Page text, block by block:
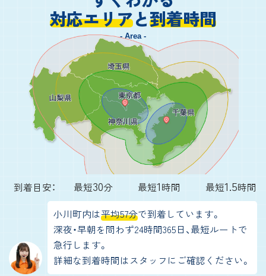
対応エリアと到着時間
- Area -
到着目安： 最短30分 最短1時間 最短1.5時間
小川町内は平均57分で到着しています。
深夜・早朝を問わず24時間365日、最短ルートで
急行します。
詳細な到着時間はスタッフにご確認ください。